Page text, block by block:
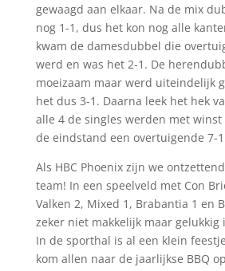
gewaagd aan elkaar. Na de mix
nog 1-1, dus het kon nog alle
kwam de damesdubbel die
werd en was het 2-1. De
moeizaam maar werd uiteindelijk
het dus 3-1. Daarna leek het hek
alle 4 de singles werden met
de eindstand een overtuigende 7-
Als HBC Phoenix zijn we
team! In een speelveld met Con
Valken 2, Mixed 1, Brabantia 1 en
zeker niet makkelijk maar gelukkig
In de sporthal is al een klein
kom allen naar de jaarlijkse BBQ